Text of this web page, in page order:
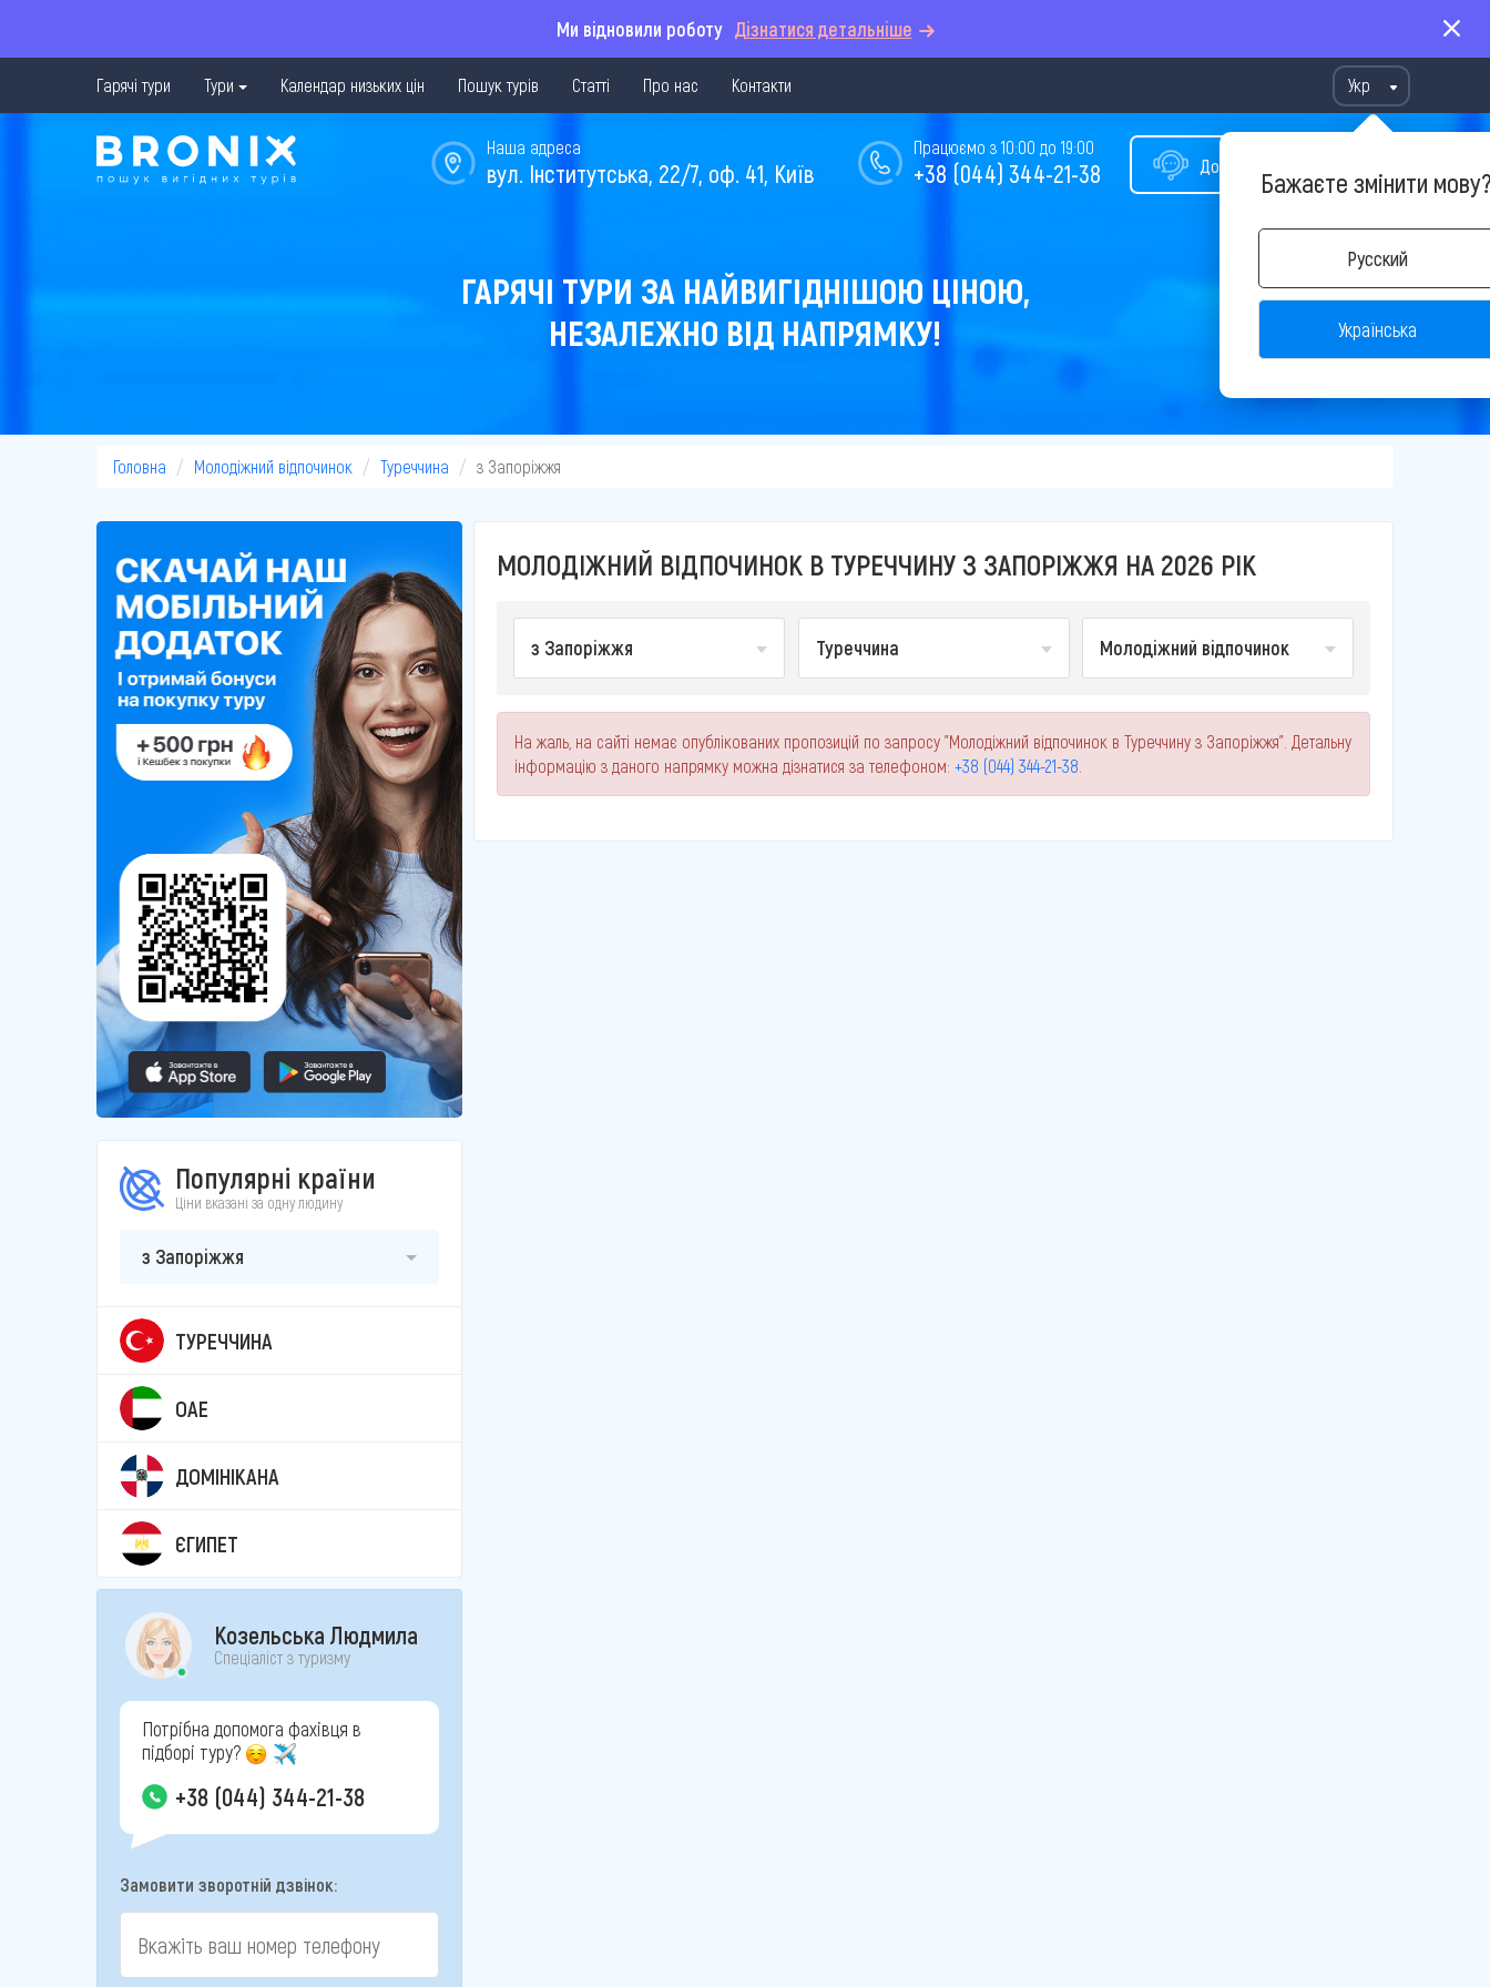
Ми відновили роботу Дізнатися детальніше
Гарячі тури Тури Календар низьких цін Пошук турів Статті Про нас Контакти Укр
Бажаєте змінити
Русский
Українська
Допомога у виборі туру
Працюємо з 10:00 до 19:00
+38 (044) 344-21-38
Наша адреса
вул. Інститутська, 22/7, оф. 41, Київ
ГАРЯЧІ ТУРИ ЗА НАЙВИГІДНІШОЮ ЦІНОЮ,
НЕЗАЛЕЖНО ВІД НАПРЯМКУ!
Головна Молодіжний відпочинок Туреччина з Запоріжжя
Популярні країни
Ціни вказані за одну людину
з Запоріжжя
ТУРЕЧЧИНА
ОАЕ
ДОМІНІКАНА
ЄГИПЕТ
Козельська Людмила
Спеціаліст з туризму
Потрібна допомога фахівця в
підборі туру?
+38 (044) 344-21-38
Замовити зворотній дзвінок:
МОЛОДІЖНИЙ ВІДПОЧИНОК В ТУРЕЧЧИНУ З ЗАПОРІЖЖЯ НА 2026 РІК
з Запоріжжя Туреччина Молодіжний відпочинок
На жаль, на сайті немає опублікованих пропозицій по запросу "Молодіжний відпочинок в Туреччину з Запоріжжя". Детальну
інформацію з даного напрямку можна дізнатися за телефоном: +38 (044) 344-21-38